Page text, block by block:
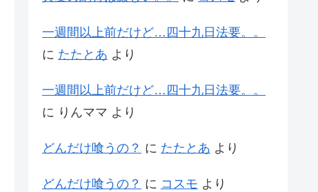
一週間以上前だけど…四十九日法要。。
に たたとあ より
一週間以上前だけど…四十九日法要。。
に りんママ より
どんだけ喰うの？ に たたとあ より
どんだけ喰うの？ に コスモ より